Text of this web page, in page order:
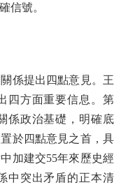
信號。
係提出四點意見。王
四方面重要信息。第
係政治基礎，明確底
於四點意見之首，具
加建交55年來歷史經
中突出矛盾的正本清